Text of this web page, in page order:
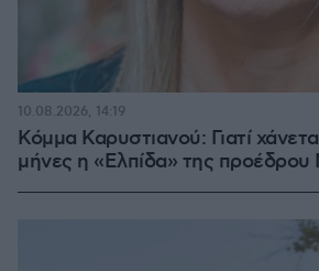
Κόμμα Καρυστιανού: Γιατί
μήνες η «Ελπίδα» της προέδρου
10.08.2026, 14:19